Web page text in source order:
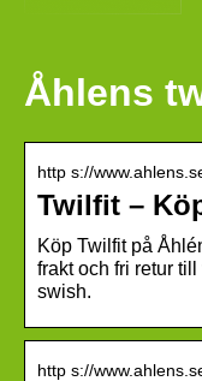
Åhlens
http s://
Twilfit –
Köp Twilfit på
frakt och fri retur
swish.
http s://